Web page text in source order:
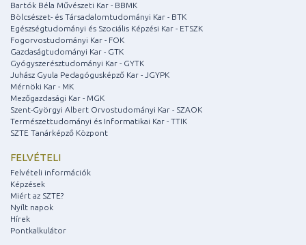
Bartók Béla Művészeti Kar - BBMK
Bölcsészet- és Társadalomtudományi Kar - BTK
Egészségtudományi és Szociális Képzési Kar - ETSZK
Fogorvostudományi Kar - FOK
Gazdaságtudományi Kar - GTK
Gyógyszerésztudományi Kar - GYTK
Juhász Gyula Pedagógusképző Kar - JGYPK
Mérnöki Kar - MK
Mezőgazdasági Kar - MGK
Szent-Györgyi Albert Orvostudományi Kar - SZAOK
Természettudományi és Informatikai Kar - TTIK
SZTE Tanárképző Központ
FELVÉTELI
Felvételi információk
Képzések
Miért az SZTE?
Nyílt napok
Hírek
Pontkalkulátor